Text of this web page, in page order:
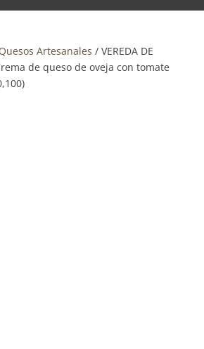
Quesos Artesanales / VEREDA DE
de queso de oveja con tomate